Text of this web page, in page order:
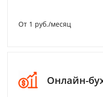
От 1 руб./месяц
Онлайн-